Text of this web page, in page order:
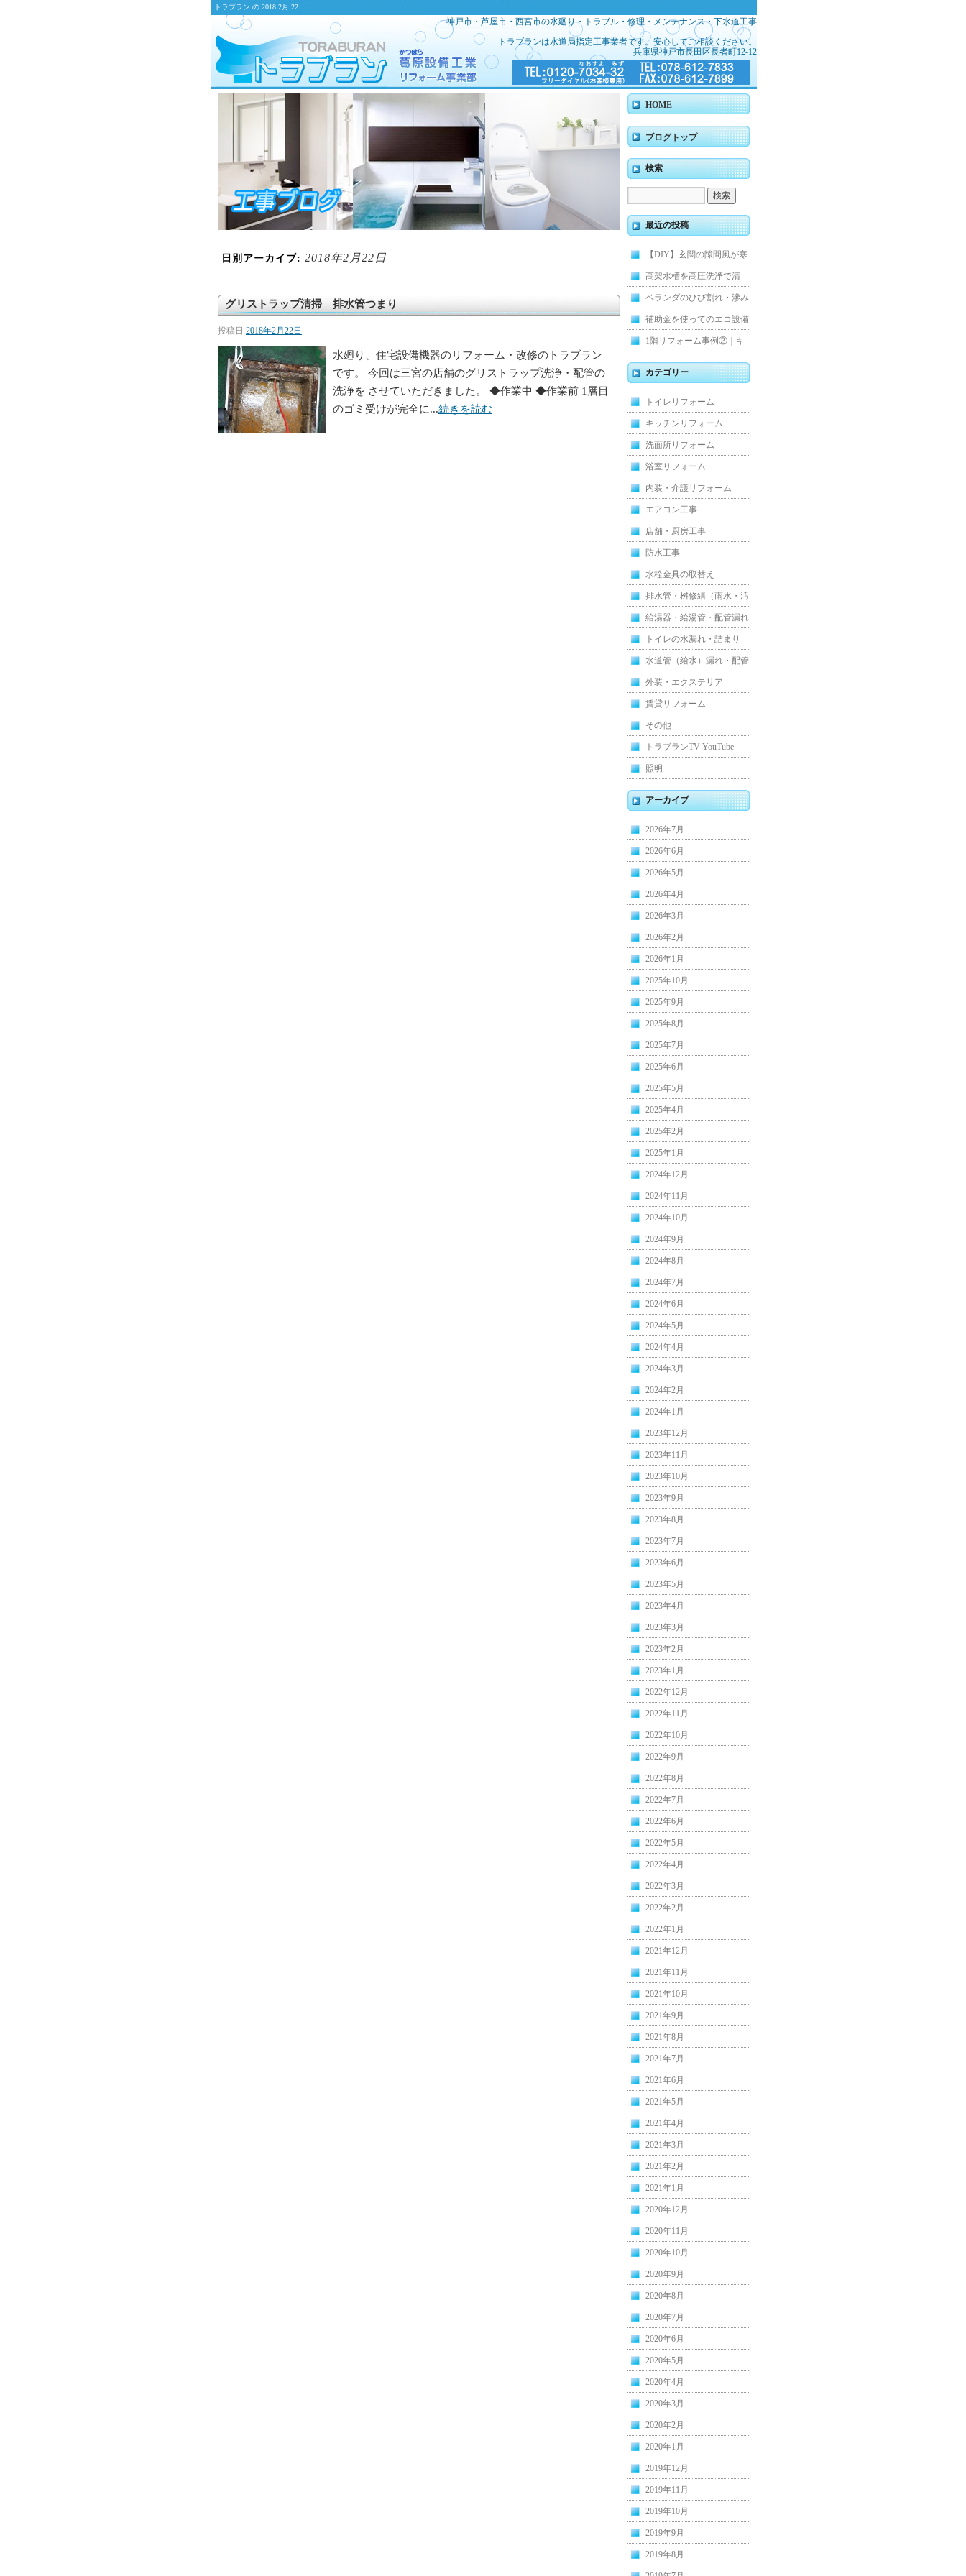
トラブラン の 2018 2月 22
神戸市・芦屋市・西宮市の水廻り・トラブル・修理・メンテナンス・下水道工事
トラブランは水道局指定工事業者です。安心してご相談ください。
兵庫県神戸市長田区長者町12-12
日別アーカイブ: 2018年2月22日
グリストラップ清掃 排水管つまり
投稿日 2018年2月22日
水廻り、住宅設備機器のリフォーム・改修のトラブラン
です。 今回は三宮の店舗のグリストラップ洗浄・配管の
洗浄を させていただきました。 ◆作業中 ◆作業前 1層目
のゴミ受けが完全に...続きを読む
HOME
ブログトップ
検索
最近の投稿
【DIY】玄関の隙間風が寒
くて断熱ドアに交換しまし
た
高架水槽を高圧洗浄で清
掃！衛生的な給水環境を維
持｜施工事例
ベランダのひび割れ・滲み
を解消！賃貸マンション防
水工事
補助金を使ってのエコ設備
住宅リフォーム
1階リフォーム事例②｜キ
ッチン・床・収納を一新
し、扉新設で動線を整えた
全面改修
カテゴリー
トイレリフォーム
キッチンリフォーム
洗面所リフォーム
浴室リフォーム
内装・介護リフォーム
エアコン工事
店舗・厨房工事
防水工事
水栓金具の取替え
排水管・桝修繕（雨水・汚
水）
給湯器・給湯管・配管漏れ
トイレの水漏れ・詰まり
水道管（給水）漏れ・配管
外装・エクステリア
賃貸リフォーム
その他
トラブランTV YouTube
照明
アーカイブ
2026年7月
2026年6月
2026年5月
2026年4月
2026年3月
2026年2月
2026年1月
2025年10月
2025年9月
2025年8月
2025年7月
2025年6月
2025年5月
2025年4月
2025年2月
2025年1月
2024年12月
2024年11月
2024年10月
2024年9月
2024年8月
2024年7月
2024年6月
2024年5月
2024年4月
2024年3月
2024年2月
2024年1月
2023年12月
2023年11月
2023年10月
2023年9月
2023年8月
2023年7月
2023年6月
2023年5月
2023年4月
2023年3月
2023年2月
2023年1月
2022年12月
2022年11月
2022年10月
2022年9月
2022年8月
2022年7月
2022年6月
2022年5月
2022年4月
2022年3月
2022年2月
2022年1月
2021年12月
2021年11月
2021年10月
2021年9月
2021年8月
2021年7月
2021年6月
2021年5月
2021年4月
2021年3月
2021年2月
2021年1月
2020年12月
2020年11月
2020年10月
2020年9月
2020年8月
2020年7月
2020年6月
2020年5月
2020年4月
2020年3月
2020年2月
2020年1月
2019年12月
2019年11月
2019年10月
2019年9月
2019年8月